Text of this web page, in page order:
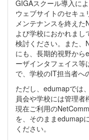
GIGAスクール導入に
ウェブサイトのセキュ
メンテナンスを終え
よび学校におかれま
検討ください。また、
にも、長期的視野か
ーザインタフェイス
で、学校のIT担当者へ
ただし、edumapでは
員会や学校には管理者
現在ご利用の
を、そのままedumap
ください。